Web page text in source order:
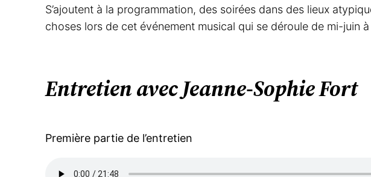
S’ajoutent à la programmation, des soirées dans des lieux
choses lors de cet événement musical qui se déroule de mi-juin
Entretien avec Jeanne-Sophie Fort
Première partie de l’entretien